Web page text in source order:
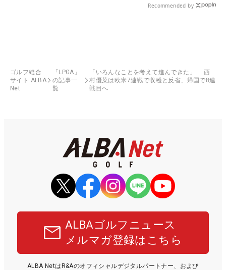
Recommended by
ゴルフ総合
サイト ALBA
Net
「LPGA」
の記事一
覧
「いろんなことを考えて進んできた」 西
村優菜は欧米7連戦で収穫と反省、帰国で8連
戦目へ
ALBAゴルフニュース
メルマガ登録はこちら
ALBA NetはR&Aのオフィシャルデジタルパートナー、および